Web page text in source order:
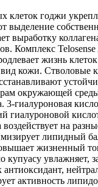
клеток годжи
выделение
выработку
Комплекс
жизнь
кожи. Стволовые
окружающей
3-гиалуроновая
гиалуроновой
воздействует на
липидный
жизненный
купуасу увлажняет,
антиоксидант,
активность